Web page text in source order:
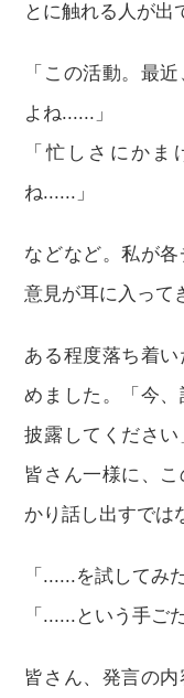
とに触れる人が出
「この活動。最
よね......」
「忙しさにか
ね......」
などなど。私が
意見が耳に入って
ある程度落ち着
めました。「今
披露してください
皆さん一様に、
かり話し出すでは
「......を試してみ
「......という手ご
皆さん、発言の